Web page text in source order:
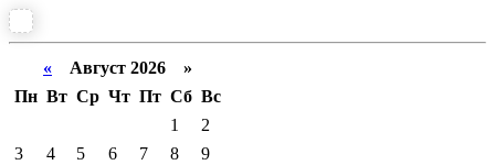
« Август 2026 »
Пн Вт Ср Чт Пт Сб Вс
1
2
3
4 5 6 7 8
9